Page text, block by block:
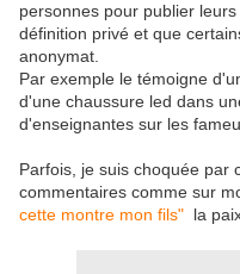
personnes pour publier
définition privé et que
anonymat.
Par exemple le témoigne
d'une chaussure led dans
d'enseignantes sur les
Parfois, je suis choquée par
commentaires comme sur
cette montre mon fils" la